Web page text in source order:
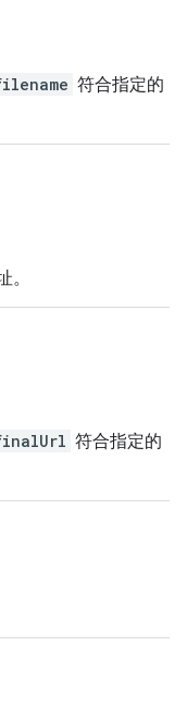
符合指定的
符合指定的